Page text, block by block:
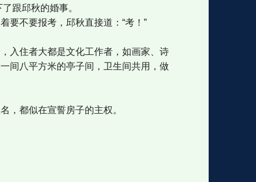
格e w
跟邱秋的婚事。
要不要报考，邱秋直接道：“考！”
入住者大都是文化工作者，如画家、诗
间八平方米的亭子间，卫生间共用，做
，都似在宣誓房子的主权。